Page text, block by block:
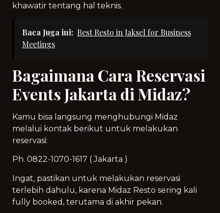
khawatir tentang hal teknis.
Baca Juga ini: Best Resto in Jaksel for Business
Meetings
Bagaimana Cara Reservasi
Events Jakarta di Midaz?
Kamu bisa langsung menghubungi Midaz
melalui kontak berikut untuk melakukan
reservasi:
Ph. 0822-1070-1617 ( Jakarta )
Ingat, pastikan untuk melakukan reservasi
terlebih dahulu, karena Midaz Resto sering kali
fully booked, terutama di akhir pekan.